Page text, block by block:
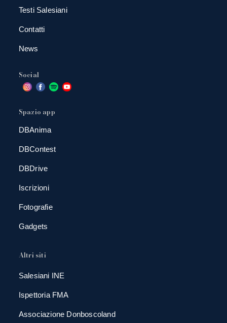
Testi Salesiani
Contatti
News
Social
Spazio app
DBAnima
DBContest
DBDrive
Iscrizioni
Fotografie
Gadgets
Altri siti
Salesiani INE
Ispettoria FMA
Associazione Donboscoland